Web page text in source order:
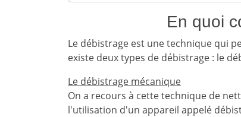
En quoi
Le débistrage est une technique qui
existe deux types de débistrage : le
Le débistrage mécanique
On a recours à cette technique de
l'utilisation d'un appareil appelé